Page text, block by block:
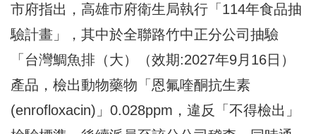
市府指出，高雄市府衛生局執行「114年食品抽
驗計畫」，其中於全聯路竹中正分公司抽驗
「台灣鯛魚排（大）（效期:2027年9月16日）
產品，檢出動物藥物「恩氟喹酮抗生素
(enrofloxacin)」0.028ppm，違反「不得檢出」